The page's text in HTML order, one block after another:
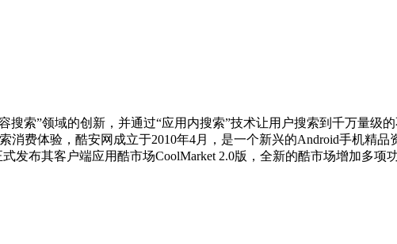
搜索”领域的创新，并通过“应用内搜索”技术让用户搜索到千万量
费体验，酷安网成立于2010年4月，是一个新兴的Android手机精
发布其客户端应用酷市场CoolMarket 2.0版，全新的酷市场增加多